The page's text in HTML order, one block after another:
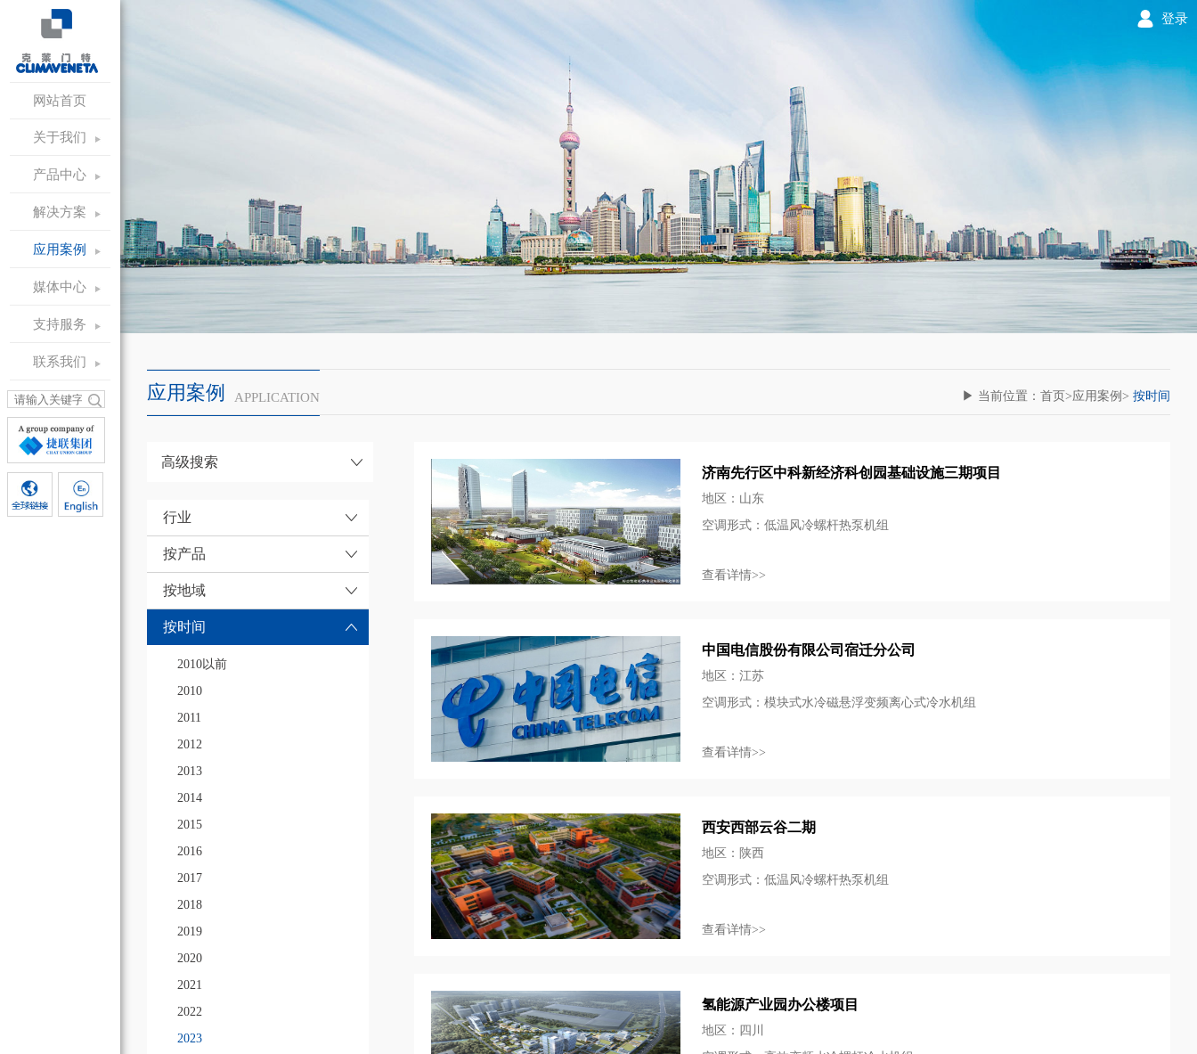
网站首页
关于我们
产品中心
解决方案
应用案例
媒体中心
支持服务
联系我们
登录
应用案例 APPLICATION ▶ 当前位置：首页>应用案例> 按时间
高级搜索
行业
按产品
按地域
按时间
2010以前
2010
2011
2012
2013
2014
2015
2016
2017
2018
2019
2020
2021
2022
2023
济南先行区中科新经济科创园基础设施三期项目
地区：山东
空调形式：低温风冷螺杆热泵机组
查看详情>>
中国电信股份有限公司宿迁分公司
地区：江苏
空调形式：模块式水冷磁悬浮变频离心式冷水机组
查看详情>>
西安西部云谷二期
地区：陕西
空调形式：低温风冷螺杆热泵机组
查看详情>>
氢能源产业园办公楼项目
地区：四川